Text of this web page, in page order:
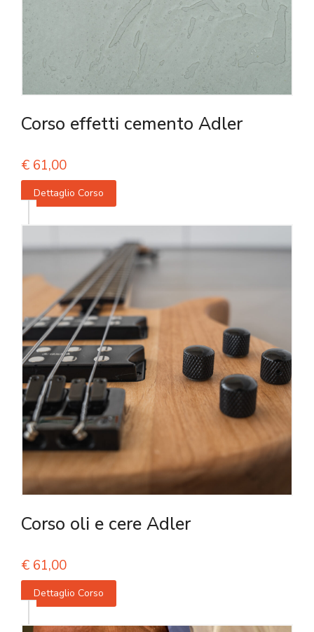
Corso effetti cemento Adler
€ 61,00
Dettaglio Corso
Corso oli e cere Adler
€ 61,00
Dettaglio Corso